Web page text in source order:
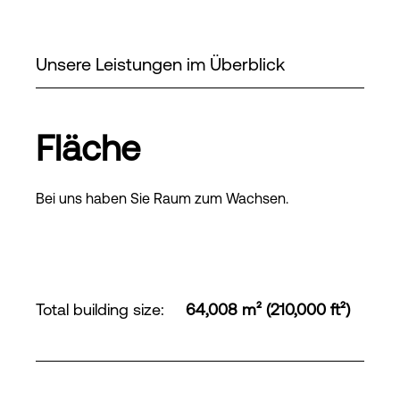
Unsere Leistungen im Überblick
Fläche
Bei uns haben Sie Raum zum Wachsen.
Total building size: 64,008 m² (210,000 ft²)